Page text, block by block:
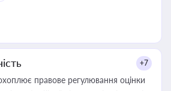
+7
правове регулювання оцінки